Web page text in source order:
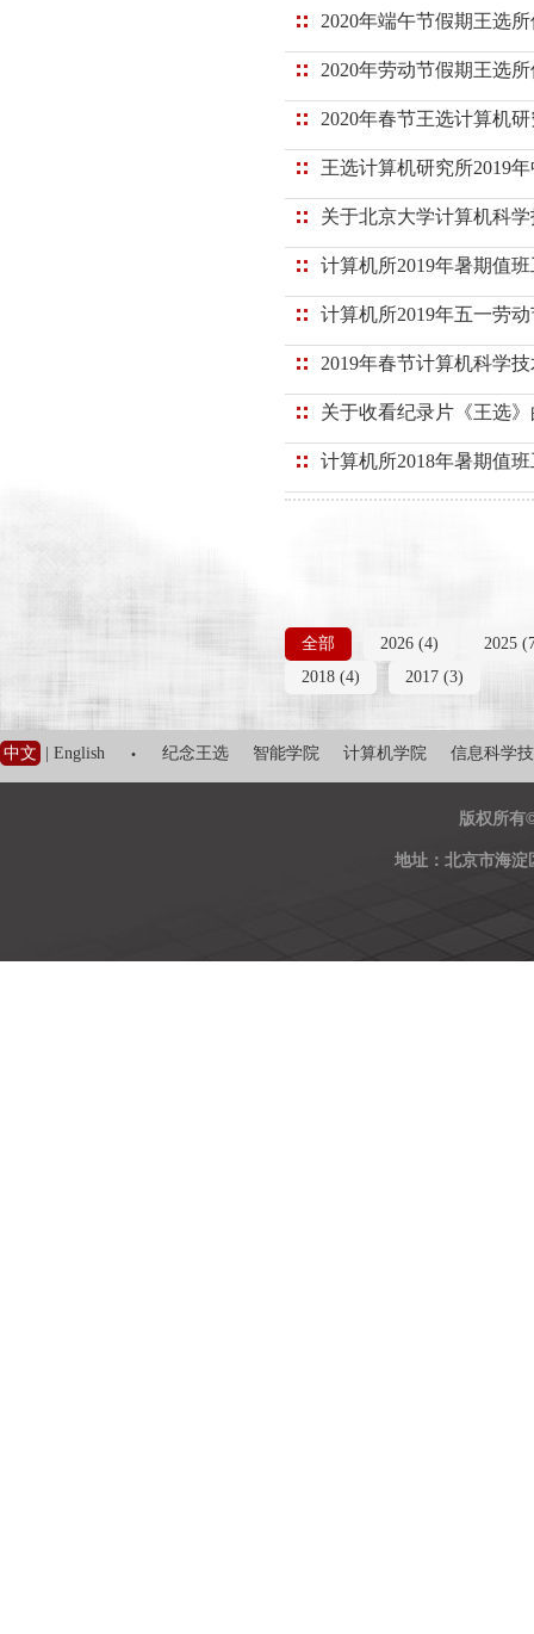
2020年端午节假期王选
2020年劳动节假期王选
2020年春节王选计算机
王选计算机研究所2019
关于北京大学计算机科
计算机所2019年暑期值
计算机所2019年五一劳
2019年春节计算机科学
关于收看纪录片《王选
计算机所2018年暑期值
全部 2026 (4)
2025
2018 (4)
2017 (3)
中文 English · 纪念王选 智能学院 计算机学院 信息科学
版权所有
地址：北京市海